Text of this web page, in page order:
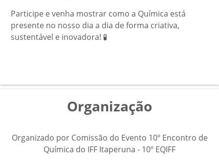
Participe e venha mostrar como a Química está
presente no nosso dia a dia de forma criativa,
sustentável e inovadora! 🧪
Organização
Organizado por Comissão do Evento 10º Encontro de
Química do IFF Itaperuna - 10º EQIFF